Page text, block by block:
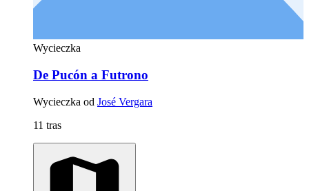
Wycieczka
De Pucón a Futrono
Wycieczka od José Vergara
11 tras